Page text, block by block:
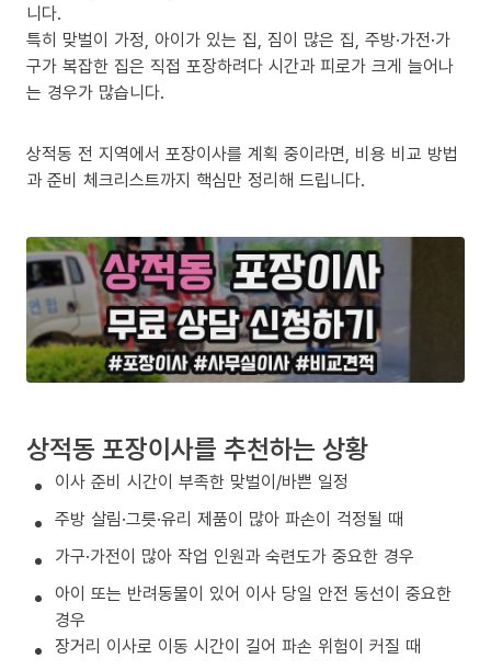
니다.
특히 맞벌이 가정, 아이가 있는 집, 짐이 많은 집, 주방·가전·가
구가 복잡한 집은 직접 포장하려다 시간과 피로가 크게 늘어나
는 경우가 많습니다.
상적동 전 지역에서 포장이사를 계획 중이라면, 비용 비교 방법
과 준비 체크리스트까지 핵심만 정리해 드립니다.
상적동 포장이사를 추천하는 상황
이사 준비 시간이 부족한 맞벌이/바쁜 일정
주방 살림·그릇·유리 제품이 많아 파손이 걱정될 때
가구·가전이 많아 작업 인원과 숙련도가 중요한 경우
아이 또는 반려동물이 있어 이사 당일 안전 동선이 중요한
경우
장거리 이사로 이동 시간이 길어 파손 위험이 커질 때